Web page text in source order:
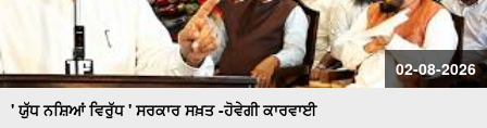
02-08-2026
' ਯੁੱਧ ਨਸ਼ਿਆਂ ਵਿਰੁੱਧ ' ਸਰਕਾਰ ਸਖ਼ਤ -ਹੋਵੇਗੀ ਕਾਰਵਾਈ